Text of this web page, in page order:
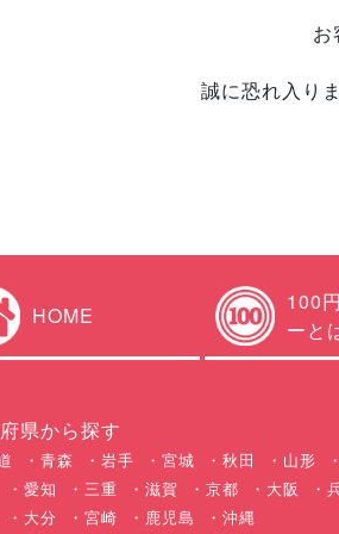
お
誠に恐れ入り
HOME
100
ーと
県から探す
青森 岩手 宮城 秋田
山形
愛知 三重 滋賀 京都 大阪
大分 宮崎 鹿児島 沖縄